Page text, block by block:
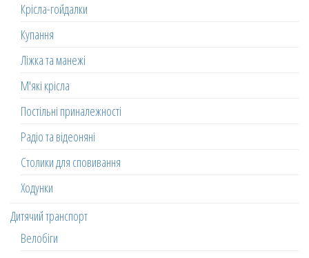
Крісла-гойдалки
Купання
Ліжка та манежі
М'які крісла
Постільні приналежності
Радіо та відеоняні
Столики для сповивання
Ходунки
Дитячий транспорт
Велобіги